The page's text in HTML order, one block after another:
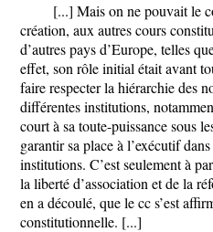
[...] Mais on ne pouvait le
création, aux autres cours
d’autres pays d’Europe, telles
effet, son rôle initial était avant
faire respecter la hiérarchie des
différentes institutions,
court à sa toute-puissance sous
garantir sa place à l’exécutif
institutions. C’est seulement à
la liberté d’association et de la
en a découlé, que le cc s’est
constitutionnelle. [...]